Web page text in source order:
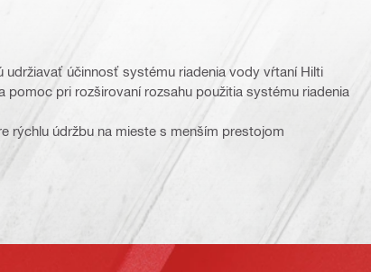
udržiavať účinnosť systému riadenia vody vŕtaní Hilti
pomoc pri rozširovaní rozsahu použitia systému riadenia
rýchlu údržbu na mieste s menším prestojom